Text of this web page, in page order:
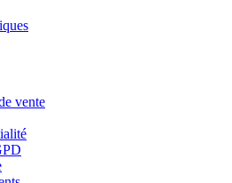
vente